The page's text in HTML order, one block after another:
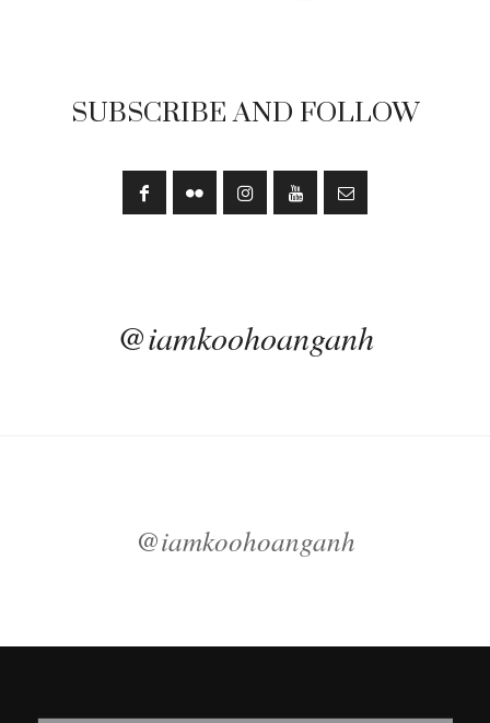
SUBSCRIBE AND FOLLOW
@iamkoohoanganh
@iamkoohoanganh